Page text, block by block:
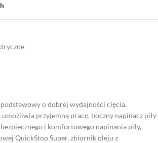
o dobrej wydajności cięcia.
umożliwia przyjemną pracę, boczny napinacz piły
i komfortowego napinania piły,
QuickStop Super, zbiornik oleju z